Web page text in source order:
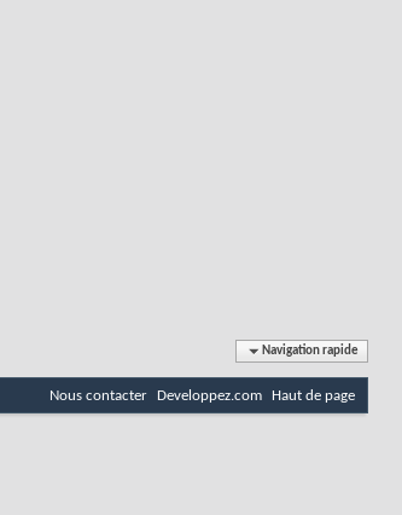
Navigation rapide
Nous contacter Developpez.com Haut de page